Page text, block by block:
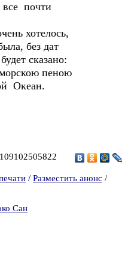
почти
хотелось,
без дат
сказано:
пеною
Океан.
/ Разместить анонс /
Сан